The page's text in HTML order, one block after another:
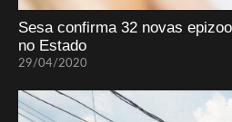
Sesa confirma 32 novas
no Estado
29/04/2020